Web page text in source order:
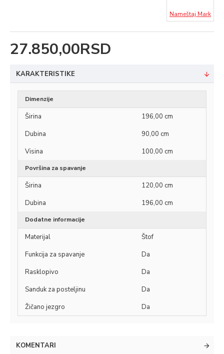
27.850,00RSD
Nameštaj Mark
KARAKTERISTIKE
Dimenzije
Širina
196,00 cm
Dubina
90,00 cm
Visina
100,00 cm
Površina za spavanje
Širina
120,00 cm
Dubina
196,00 cm
Dodatne informacije
Materijal
Štof
Funkcija za spavanje
Da
Rasklopivo
Da
Sanduk za posteljinu
Da
Žičano jezgro
Da
KOMENTARI